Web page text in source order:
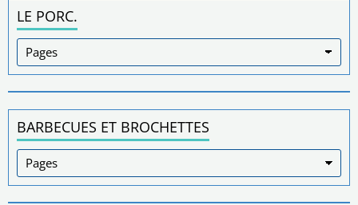
LE PORC.
BARBECUES ET BROCHETTES